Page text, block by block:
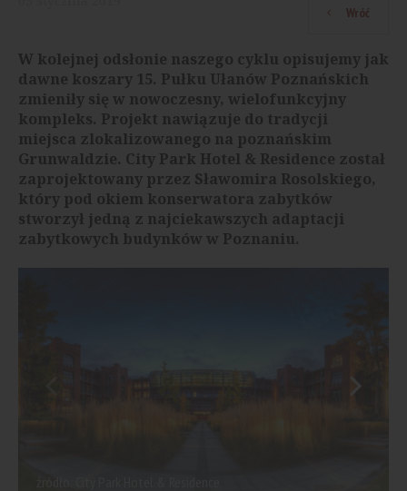
Wróć
W kolejnej odsłonie naszego cyklu opisujemy jak
dawne koszary 15. Pułku Ułanów Poznańskich
zmieniły się w nowoczesny, wielofunkcyjny
kompleks. Projekt nawiązuje do tradycji
miejsca zlokalizowanego na poznańskim
Grunwaldzie. City Park Hotel & Residence został
zaprojektowany przez Sławomira Rosolskiego,
który pod okiem konserwatora zabytków
stworzył jedną z najciekawszych adaptacji
zabytkowych budynków w Poznaniu.